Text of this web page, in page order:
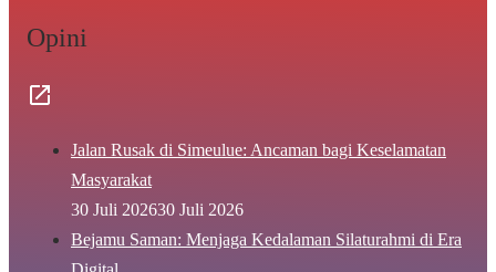
Opini
Jalan Rusak di Simeulue: Ancaman bagi Keselamatan
Masyarakat
30 Juli 202630 Juli 2026
Bejamu Saman: Menjaga Kedalaman Silaturahmi di Era